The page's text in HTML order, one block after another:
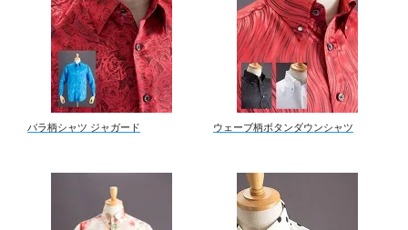
バラ柄シャツ ジャガード ウェーブ柄ボタンダウンシャツ